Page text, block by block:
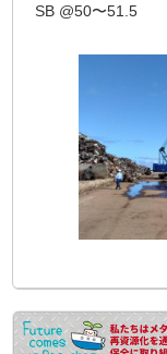
SB @50〜51.5